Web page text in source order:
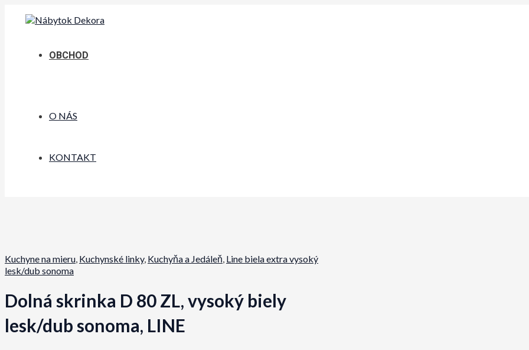
OBCHOD
O NÁS
KONTAKT
Kuchyne na mieru, Kuchynské linky, Kuchyňa a Jedáleň, Line biela extra vysoký
lesk/dub sonoma
Dolná skrinka D 80 ZL, vysoký biely
lesk/dub sonoma, LINE